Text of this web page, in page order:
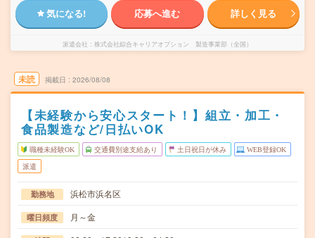
気になる! 応募へ進む 詳しく見る
派遣会社 株式会社綜合キャリアオプション 製造事業部（全国）
未読 掲載日 2026/08/08
【未経験から安心スタート！】組立・加工・
食品製造など/日払いOK
職種未経験OK 交通費別途支給あり 土日祝日が休み WEB登録OK
派遣
勤務地 浜松市浜名区
曜日頻度 月～金